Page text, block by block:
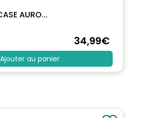
AURO...
34,99€
Ajouter au panier